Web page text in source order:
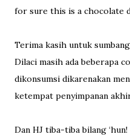
for sure this is a chocolate
Terima kasih untuk
Dilaci masih ada beberapa
dikonsumsi dikarenakan
ketempat penyimpanan
Dan HJ tiba-tiba bilang ‘hun!